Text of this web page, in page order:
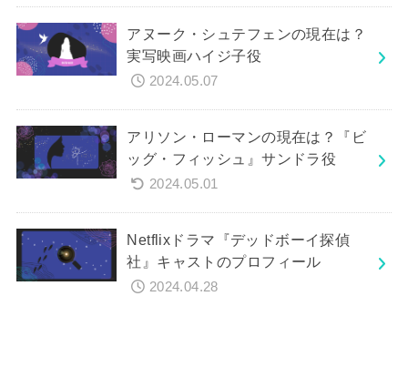
アヌーク・シュテフェンの現在は？
実写映画ハイジ子役
2024.05.07
アリソン・ローマンの現在は？『ビ
ッグ・フィッシュ』サンドラ役
2024.05.01
Netflixドラマ『デッドボーイ探偵
社』キャストのプロフィール
2024.04.28